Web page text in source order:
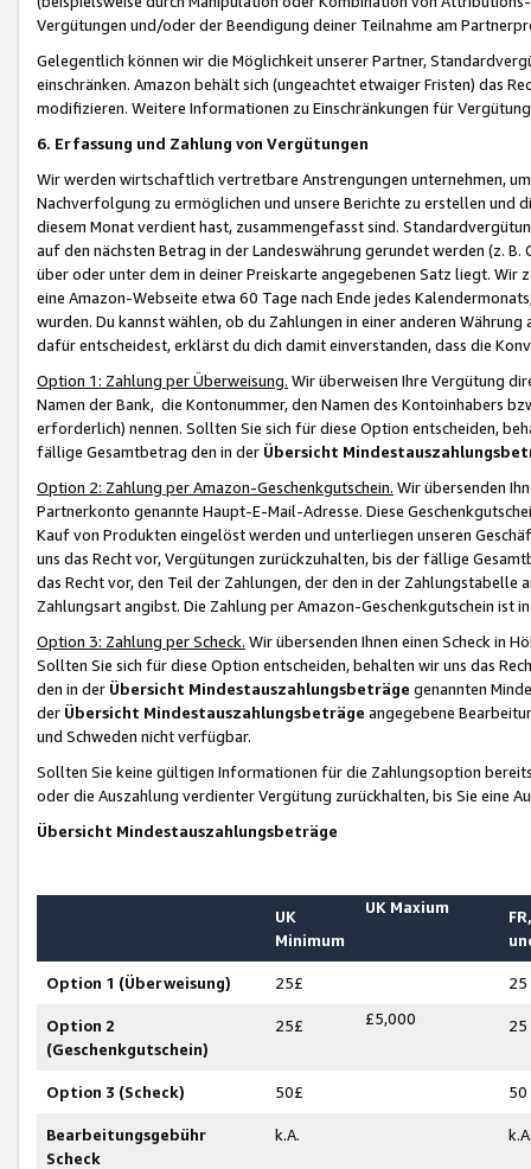
Vergütungen und/oder der Beendigung deiner Teilnahme am
Gelegentlich können wir die Möglichkeit unserer Partner,
einschränken. Amazon behält sich (ungeachtet etwaiger Fristen) das
modifizieren. Weitere Informationen zu Einschränkungen für
6. Erfassung und Zahlung von Vergütungen
Wir werden wirtschaftlich vertretbare Anstrengungen unternehmen,
Nachverfolgung zu ermöglichen und unsere Berichte zu erstellen und
diesem Monat verdient hast, zusammengefasst sind.
auf den nächsten Betrag in der Landeswährung gerundet werden (z.
über oder unter dem in deiner Preiskarte angegebenen Satz liegt.
eine Amazon-Webseite etwa 60 Tage nach Ende jedes
wurden. Du kannst wählen, ob du Zahlungen in einer anderen
dafür entscheidest, erklärst du dich damit einverstanden, dass die
Option 1: Zahlung per Überweisung. Wir überweisen Ihre Vergütung
Namen der Bank, die Kontonummer, den Namen des Kontoinhabers
erforderlich) nennen. Sollten Sie sich für diese Option entscheiden,
fällige Gesamtbetrag den in der Übersicht
Option 2: Zahlung per Amazon-Geschenkgutschein. Wir übersenden
Partnerkonto genannte Haupt-E-Mail-Adresse. Diese
Kauf von Produkten eingelöst werden und unterliegen unseren
uns das Recht vor, Vergütungen zurückzuhalten, bis der fällige
das Recht vor, den Teil der Zahlungen, der den in der
Zahlungsart angibst. Die Zahlung per Amazon-Geschenkgutschein ist
Option 3: Zahlung per Scheck. Wir übersenden Ihnen einen Scheck in
Sollten Sie sich für diese Option entscheiden, behalten wir uns das
den in der Übersicht Mindestauszahlungsbeträge genannten
der Übersicht Mindestauszahlungsbeträge angegebene
und Schweden nicht verfügbar.
Sollten Sie keine gültigen Informationen für die Zahlungsoption
oder die Auszahlung verdienter Vergütung zurückhalten, bis Sie
Übersicht Mindestauszahlungsbeträge
UK
Minimum
UK Maxium
Option 1 (Überweisung) 25£ 25
Option 2
(Geschenkgutschein)
25£ £5,000 25
Option 3 (Scheck) 50£ 50
Bearbeitungsgebühr
Scheck
k.A.